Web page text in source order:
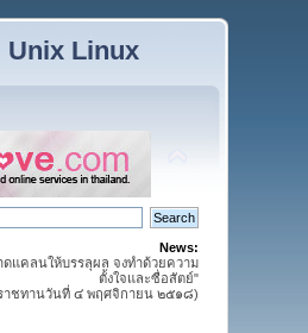
Unix Linux
News:
แคลนให้บรรลุผล จงทำด้วยความ
ตั้งใจและซื่อสัตย์"
ราชทานวันที่ ๔ พฤศจิกายน ๒๕๑๘)